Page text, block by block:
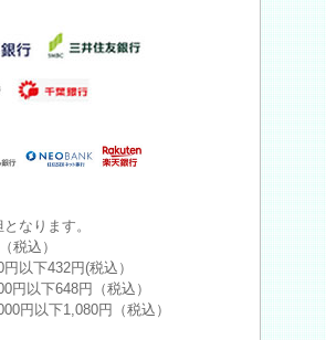
なります。
税込）
以下432円(税込）
円以下648円（税込）
円以下1,080円（税込）